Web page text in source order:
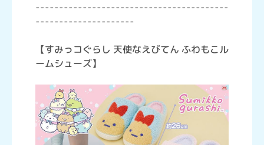
-----------------------------------------
---------------------
【すみっコぐらし 天使なえびてん ふわもこル
ームシューズ】